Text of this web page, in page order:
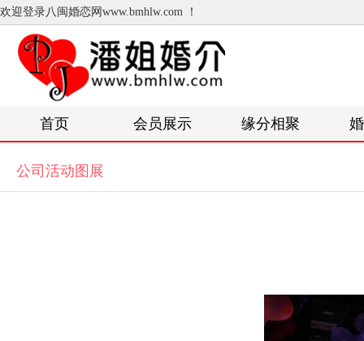
欢迎登录八闽婚恋网www.bmhlw.com ！
首页 会员展示 缘分相聚
公司活动图展